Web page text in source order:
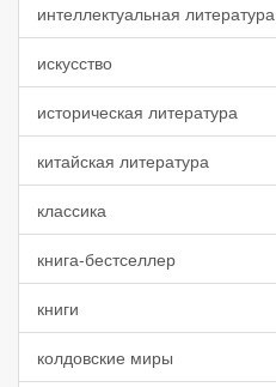
интеллектуальная литература
искусство
историческая литература
китайская литература
классика
книга-бестселлер
книги
колдовские миры